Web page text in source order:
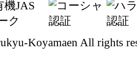
Koyamaen All rights